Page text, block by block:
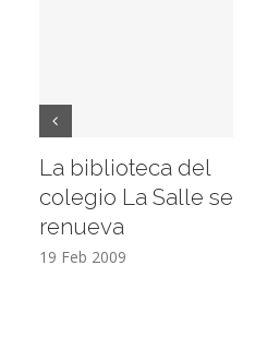
La biblioteca del
colegio La Salle se
renueva
19 Feb 2009